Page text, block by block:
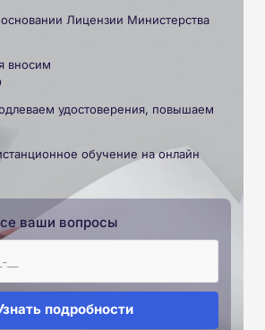
Лицензии Министерства
вносим
удостоверения, повышаем
обучение на онлайн
ваши вопросы
подробности